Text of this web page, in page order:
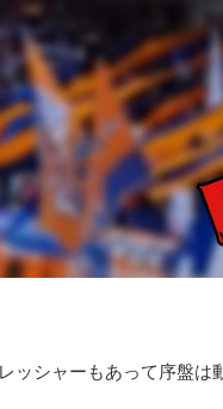
シャーもあって序盤は